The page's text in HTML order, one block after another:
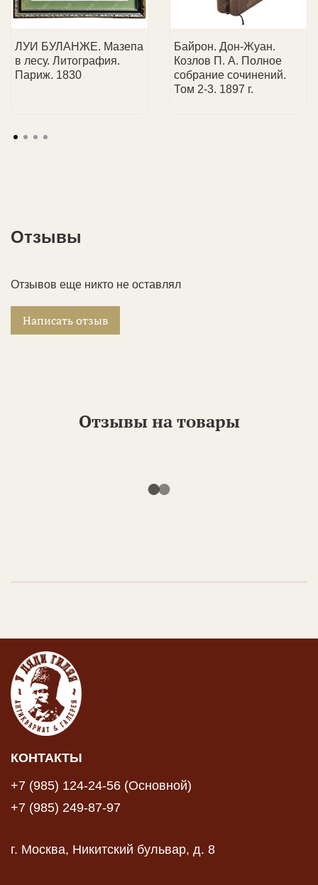
📩 Чекоб оплатепридет на Ваш e-mail.
📞 Менеджер свяжется с вами, чтобы обсудить
💼 Услуги для всех:
консультируем как частных
ЛУИ БУЛАНЖЕ. Мазепа
в лесу. Литография.
Париж. 1830
Байрон. Дон-Жуан.
Козлов П. А. Полное
собрание сочинений.
Том 2-3. 1897 г.
Отзывы
Отзывов еще никто не оставлял
Написать отзыв
Отзывы на товары
КОНТАКТЫ
+7 (985) 124-24-56 (Основной)
+7 (985) 249-87-97
г. Москва, Никитский бульвар, д. 8